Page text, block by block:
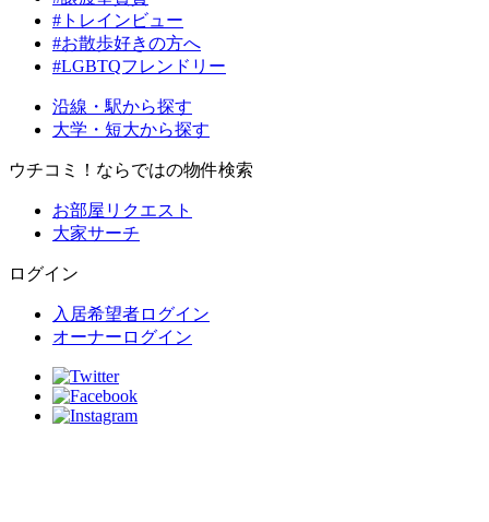
#トレインビュー
#お散歩好きの方へ
#LGBTQフレンドリー
沿線・駅から探す
大学・短大から探す
ウチコミ！ならではの物件検索
お部屋リクエスト
大家サーチ
ログイン
入居希望者ログイン
オーナーログイン